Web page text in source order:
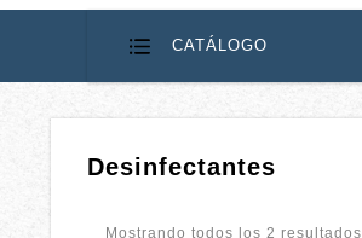
CATÁLOGO
Desinfectantes
Mostrando todos los 2 resultados